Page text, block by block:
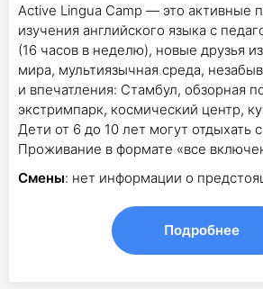
Active Lingua Camp — это активные
изучения английского языка с
(16 часов в неделю), новые друзья
мира, мультиязычная среда,
и впечатления: Стамбул, обзорная
экстримпарк, космический центр,
Дети от 6 до 10 лет могут отдыхать
Проживание в формате «все
Смены: нет информации о
Подробнее